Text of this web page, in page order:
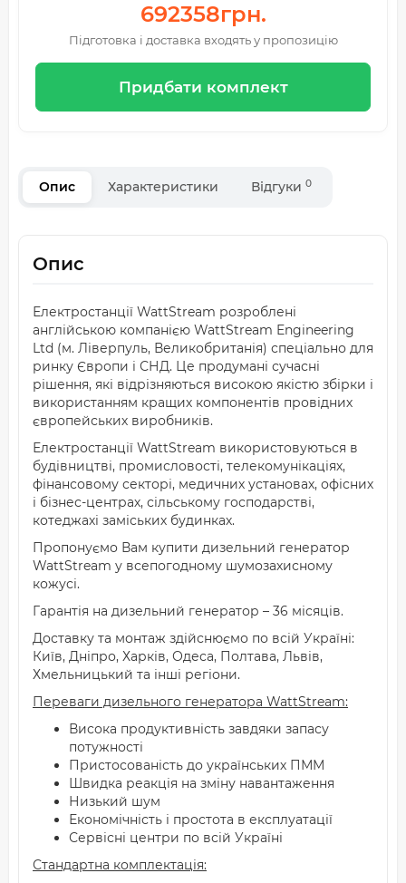
692358грн.
Підготовка і доставка входять у пропозицію
Придбати комплект
Опис Характеристики Відгуки 0
Опис
Електростанції WattStream розроблені
англійською компанією WattStream Engineering
Ltd (м. Ліверпуль, Великобританія) спеціально для
ринку Європи і СНД. Це продумані сучасні
рішення, які відрізняються високою якістю збірки і
використанням кращих компонентів провідних
європейських виробників.
Електростанції WattStream використовуються в
будівництві, промисловості, телекомунікаціях,
фінансовому секторі, медичних установах, офісних
і бізнес-центрах, сільському господарстві,
котеджахі заміських будинках.
Пропонуємо Вам купити дизельний генератор
WattStream у всепогодному шумозахисному
кожусі.
Гарантія на дизельний генератор – 36 місяців.
Доставку та монтаж здійснюємо по всій Україні:
Київ, Дніпро, Харків, Одеса, Полтава, Львів,
Хмельницький та інші регіони.
Переваги дизельного генератора WattStream:
Висока продуктивність завдяки запасу
потужності
Пристосованість до українських ПММ
Швидка реакція на зміну навантаження
Низький шум
Економічність і простота в експлуатації
Сервісні центри по всій Україні
Стандартна комплектація: